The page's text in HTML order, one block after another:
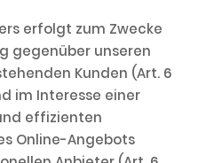
erfolgt zum Zwecke
gegenüber unseren
Kunden (Art. 6
im Interesse einer
effizienten
Online-Angebots